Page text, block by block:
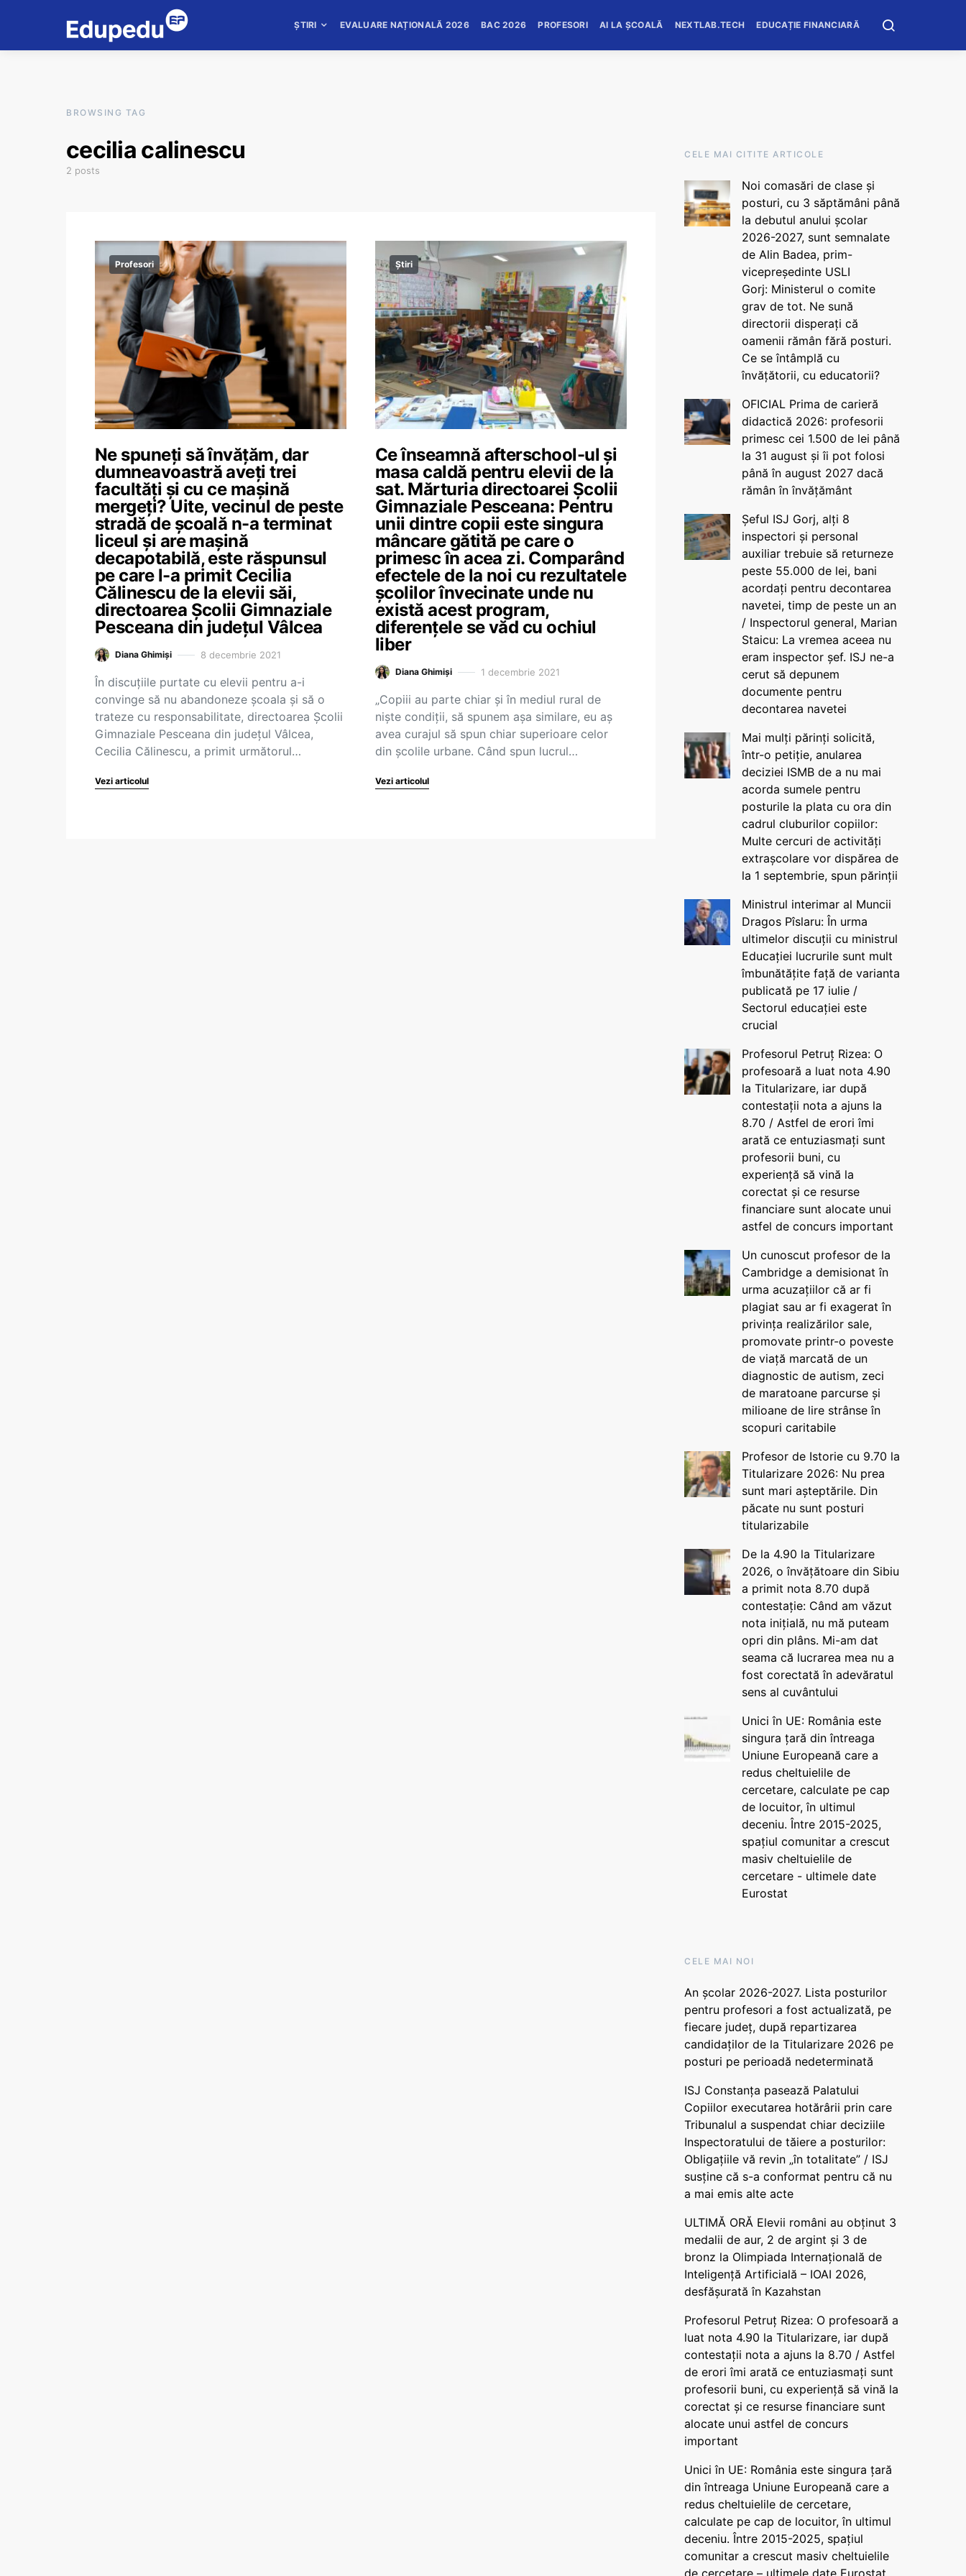
ȘTIRI EVALUARE NAȚIONALĂ 2026 BAC 2026 PROFESORI AI LA ȘCOALĂ NEXTLAB.TECH EDUCAȚIE FINANCIARĂ
BROWSING TAG
cecilia calinescu
2 posts
Profesori
Ne spuneți să învățăm, dar
dumneavoastră aveți trei
facultăți și cu ce mașină
mergeți? Uite, vecinul de peste
stradă de școală n-a terminat
liceul și are mașină
decapotabilă, este răspunsul
pe care l-a primit Cecilia
Călinescu de la elevii săi,
directoarea Școlii Gimnaziale
Pesceana din județul Vâlcea
Diana Ghimiși 8 decembrie 2021
În discuțiile purtate cu elevii pentru a-i
convinge să nu abandoneze școala și să o
trateze cu responsabilitate, directoarea Școlii
Gimnaziale Pesceana din județul Vâlcea,
Cecilia Călinescu, a primit următorul…
Vezi articolul
Știri
Ce înseamnă afterschool-ul și
masa caldă pentru elevii de la
sat. Mărturia directoarei Școlii
Gimnaziale Pesceana: Pentru
unii dintre copii este singura
mâncare gătită pe care o
primesc în acea zi. Comparând
efectele de la noi cu rezultatele
școlilor învecinate unde nu
există acest program,
diferențele se văd cu ochiul
liber
Diana Ghimiși 1 decembrie 2021
„Copiii au parte chiar și în mediul rural de
niște condiții, să spunem așa similare, eu aș
avea curajul să spun chiar superioare celor
din școlile urbane. Când spun lucrul…
Vezi articolul
CELE MAI CITITE ARTICOLE
Noi comasări de clase și
posturi, cu 3 săptămâni până
la debutul anului școlar
2026-2027, sunt semnalate
de Alin Badea, prim-
vicepreședinte USLI
Gorj: Ministerul o comite
grav de tot. Ne sună
directorii disperați că
oamenii rămân fără posturi.
Ce se întâmplă cu
învățătorii, cu educatorii?
OFICIAL Prima de carieră
didactică 2026: profesorii
primesc cei 1.500 de lei până
la 31 august și îi pot folosi
până în august 2027 dacă
rămân în învățământ
Șeful ISJ Gorj, alți 8
inspectori și personal
auxiliar trebuie să returneze
peste 55.000 de lei, bani
acordați pentru decontarea
navetei, timp de peste un an
/ Inspectorul general, Marian
Staicu: La vremea aceea nu
eram inspector șef. ISJ ne-a
cerut să depunem
documente pentru
decontarea navetei
Mai mulți părinți solicită,
într-o petiție, anularea
deciziei ISMB de a nu mai
acorda sumele pentru
posturile la plata cu ora din
cadrul cluburilor copiilor:
Multe cercuri de activități
extrașcolare vor dispărea de
la 1 septembrie, spun părinții
Ministrul interimar al Muncii
Dragos Pîslaru: În urma
ultimelor discuții cu ministrul
Educației lucrurile sunt mult
îmbunătățite față de varianta
publicată pe 17 iulie /
Sectorul educației este
crucial
Profesorul Petruț Rizea: O
profesoară a luat nota 4.90
la Titularizare, iar după
contestații nota a ajuns la
8.70 / Astfel de erori îmi
arată ce entuziasmați sunt
profesorii buni, cu
experiență să vină la
corectat și ce resurse
financiare sunt alocate unui
astfel de concurs important
Un cunoscut profesor de la
Cambridge a demisionat în
urma acuzațiilor că ar fi
plagiat sau ar fi exagerat în
privința realizărilor sale,
promovate printr-o poveste
de viață marcată de un
diagnostic de autism, zeci
de maratoane parcurse și
milioane de lire strânse în
scopuri caritabile
Profesor de Istorie cu 9.70 la
Titularizare 2026: Nu prea
sunt mari așteptările. Din
păcate nu sunt posturi
titularizabile
De la 4.90 la Titularizare
2026, o învățătoare din Sibiu
a primit nota 8.70 după
contestație: Când am văzut
nota inițială, nu mă puteam
opri din plâns. Mi-am dat
seama că lucrarea mea nu a
fost corectată în adevăratul
sens al cuvântului
Unici în UE: România este
singura țară din întreaga
Uniune Europeană care a
redus cheltuielile de
cercetare, calculate pe cap
de locuitor, în ultimul
deceniu. Între 2015-2025,
spațiul comunitar a crescut
masiv cheltuielile de
cercetare - ultimele date
Eurostat
CELE MAI NOI
An școlar 2026-2027. Lista posturilor
pentru profesori a fost actualizată, pe
fiecare județ, după repartizarea
candidaților de la Titularizare 2026 pe
posturi pe perioadă nedeterminată
ISJ Constanța pasează Palatului
Copiilor executarea hotărârii prin care
Tribunalul a suspendat chiar deciziile
Inspectoratului de tăiere a posturilor:
Obligațiile vă revin „în totalitate” / ISJ
susține că s-a conformat pentru că nu
a mai emis alte acte
ULTIMĂ ORĂ Elevii români au obținut 3
medalii de aur, 2 de argint și 3 de
bronz la Olimpiada Internațională de
Inteligență Artificială – IOAI 2026,
desfășurată în Kazahstan
Profesorul Petruț Rizea: O profesoară a
luat nota 4.90 la Titularizare, iar după
contestații nota a ajuns la 8.70 / Astfel
de erori îmi arată ce entuziasmați sunt
profesorii buni, cu experiență să vină la
corectat și ce resurse financiare sunt
alocate unui astfel de concurs
important
Unici în UE: România este singura țară
din întreaga Uniune Europeană care a
redus cheltuielile de cercetare,
calculate pe cap de locuitor, în ultimul
deceniu. Între 2015-2025, spațiul
comunitar a crescut masiv cheltuielile
de cercetare – ultimele date Eurostat